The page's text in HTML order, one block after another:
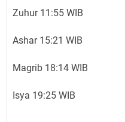
Zuhur 11:55 WIB
Ashar 15:21 WIB
Magrib 18:14 WIB
Isya 19:25 WIB